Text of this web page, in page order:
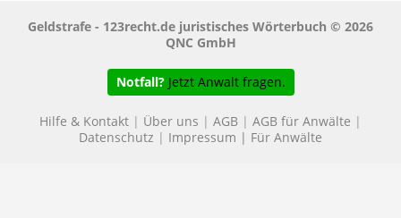
Geldstrafe - 123recht.de juristisches Wörterbuch © 2026
QNC GmbH
Notfall? Jetzt Anwalt fragen.
Hilfe & Kontakt | Über uns | AGB | AGB für Anwälte |
Datenschutz | Impressum | Für Anwälte